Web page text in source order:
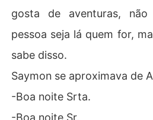
gosta de aventuras,
pessoa seja lá quem for,
sabe disso.
Saymon se aproximava de
-Boa noite Srta.
-Boa noite Sr.